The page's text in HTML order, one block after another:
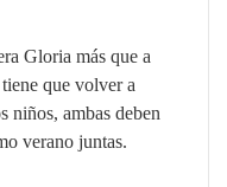
Gloria más que a
que volver a
niños, ambas deben
verano juntas.